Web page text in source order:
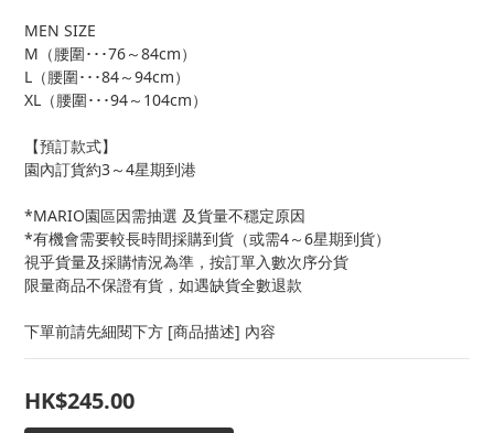
MEN SIZE
M（腰圍･･･76～84cm）
L（腰圍･･･84～94cm）
XL（腰圍･･･94～104cm）
【預訂款式】
園內訂貨約3～4星期到港
*MARIO園區因需抽選 及貨量不穩定原因
*有機會需要較長時間採購到貨（或需4～6星期到貨）
視乎貨量及採購情況為準，按訂單入數次序分貨
限量商品不保證有貨，如遇缺貨全數退款
下單前請先細閱下方 [商品描述] 內容
HK$245.00